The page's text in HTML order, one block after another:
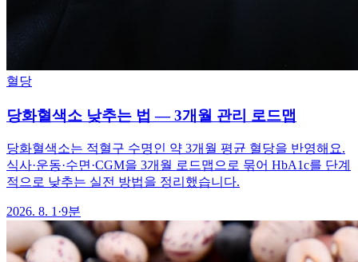
혈당
당화혈색소 낮추는 법 — 3개월 관리 로드맵
당화혈색소는 적혈구 수명인 약 3개월 평균 혈당을 반영해요.
식사·운동·수면·CGM을 3개월 로드맵으로 묶어 HbA1c를 단계
적으로 낮추는 실전 방법을 정리했습니다.
2026. 8. 1 ·9분